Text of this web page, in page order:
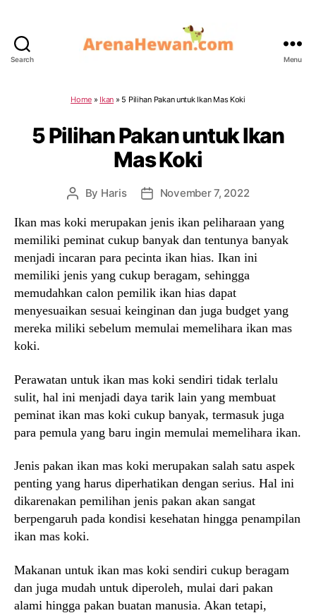
Search Menu
Home » Ikan » 5 Pilihan Pakan untuk Ikan Mas Koki
5 Pilihan Pakan untuk Ikan
Mas Koki
Post
By Haris
PostNovember 7, 2022
Ikan mas koki merupakan jenis ikan peliharaan yang
memiliki peminat cukup banyak dan tentunya banyak
menjadi incaran para pecinta ikan hias. Ikan ini
memiliki jenis yang cukup beragam, sehingga
memudahkan calon pemilik ikan hias dapat
menyesuaikan sesuai keinginan dan juga budget yang
mereka miliki sebelum memulai memelihara ikan mas
koki.
Perawatan untuk ikan mas koki sendiri tidak terlalu
sulit, hal ini menjadi daya tarik lain yang membuat
peminat ikan mas koki cukup banyak, termasuk juga
para pemula yang baru ingin memulai memelihara ikan.
Jenis pakan ikan mas koki merupakan salah satu aspek
penting yang harus diperhatikan dengan serius. Hal ini
dikarenakan pemilihan jenis pakan akan sangat
berpengaruh pada kondisi kesehatan hingga penampilan
ikan mas koki.
Makanan untuk ikan mas koki sendiri cukup beragam
dan juga mudah untuk diperoleh, mulai dari pakan
alami hingga pakan buatan manusia. Akan tetapi,